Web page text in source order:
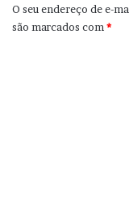
O seu endereço de e-
são marcados com*